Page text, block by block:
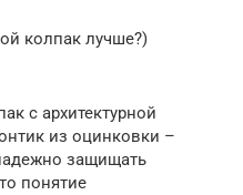
колпак лучше?)
с архитектурной
из оцинковки –
защищать
понятие